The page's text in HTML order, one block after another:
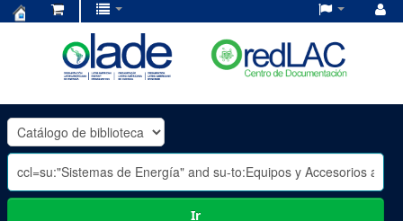
OLADE
-
Ir